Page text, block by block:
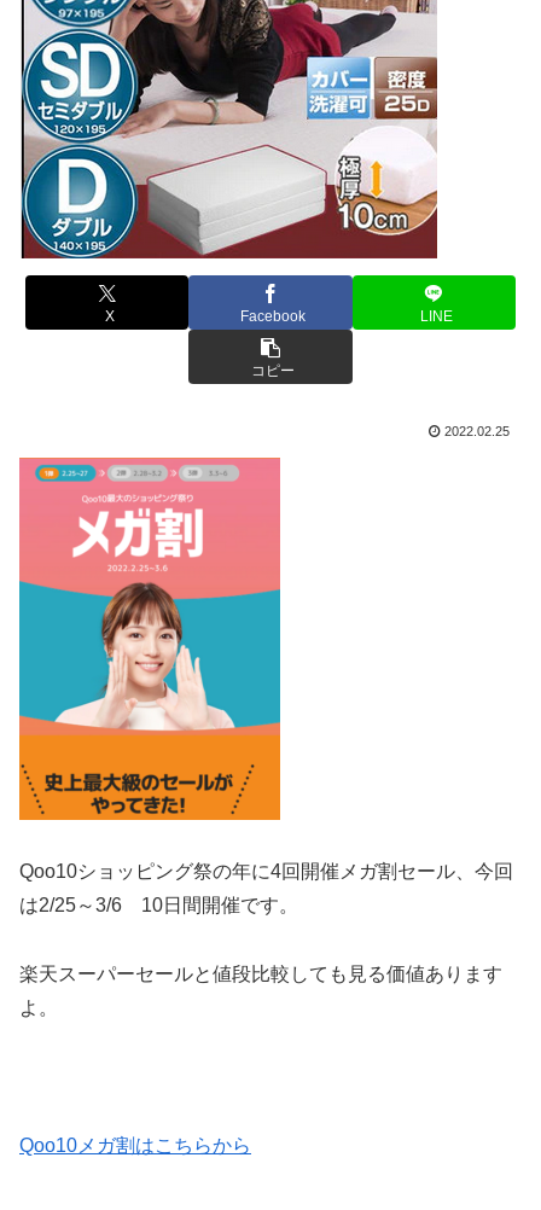
X Facebook LINE
コピー
2022.02.25
Qoo10ショッピング祭の年に4回開催 メガ割セール、今回
は2/25～3/6 10日間開催です。
楽天スーパーセールと値段比較しても見る価値あります
よ。
Qoo10メガ割はこちらから